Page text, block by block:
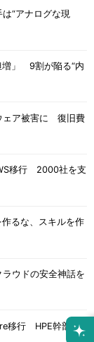
“アナログな現
増」 9割が陥る“内
ェア被害に 復旧費
移行 2000社を支
るな、スキルを作
ウドの安全神話を
移行 HPE幹部が